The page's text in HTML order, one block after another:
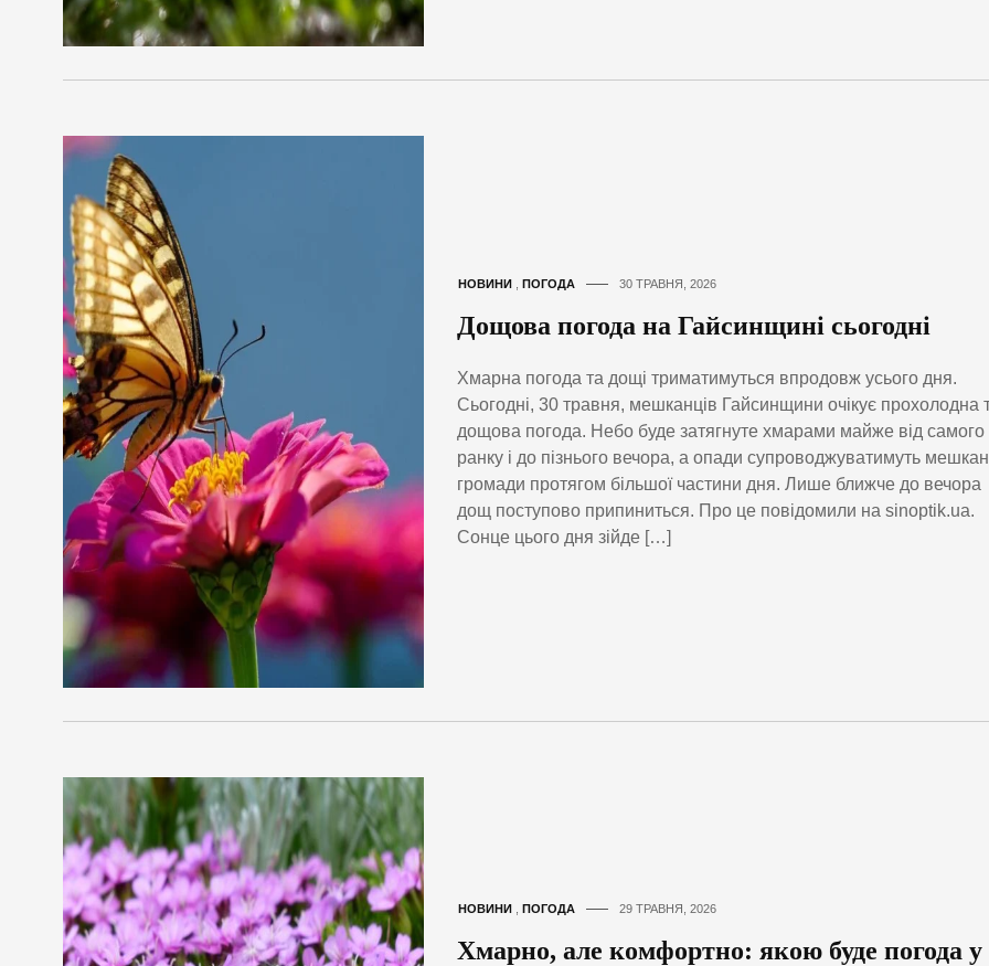
НОВИНИ ПОГОДА 30 ТРАВНЯ, 2026
Дощова погода на Гайсинщині сьогодні
Хмарна погода та дощі триматимуться впродовж усього дня.
Сьогодні, 30 травня, мешканців Гайсинщини очікує прохолодна
дощова погода. Небо буде затягнуте хмарами майже від самого
ранку і до пізнього вечора, а опади супроводжуватимуть
громади протягом більшої частини дня. Лише ближче до вечора
дощ поступово припиниться. Про це повідомили на sinoptik.ua.
Сонце цього дня зійде […]
НОВИНИ ПОГОДА 29 ТРАВНЯ, 2026
Хмарно, але комфортно: якою буде погода у